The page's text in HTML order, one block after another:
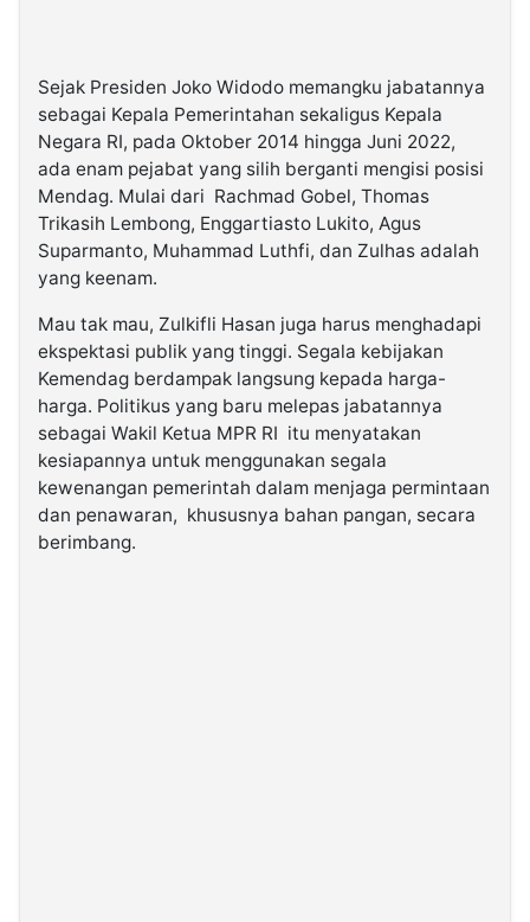
Sejak Presiden Joko Widodo memangku jabatannya
sebagai Kepala Pemerintahan sekaligus Kepala
Negara RI, pada Oktober 2014 hingga Juni 2022,
ada enam pejabat yang silih berganti mengisi posisi
Mendag. Mulai dari Rachmad Gobel, Thomas
Trikasih Lembong, Enggartiasto Lukito, Agus
Suparmanto, Muhammad Luthfi, dan Zulhas adalah
yang keenam.
Mau tak mau, Zulkifli Hasan juga harus menghadapi
ekspektasi publik yang tinggi. Segala kebijakan
Kemendag berdampak langsung kepada harga-
harga. Politikus yang baru melepas jabatannya
sebagai Wakil Ketua MPR RI itu menyatakan
kesiapannya untuk menggunakan segala
kewenangan pemerintah dalam menjaga permintaan
dan penawaran, khususnya bahan pangan, secara
berimbang.